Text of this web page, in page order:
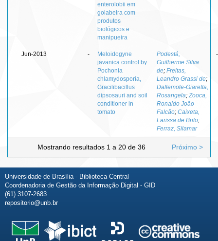
enterolobii em
goiabeira com
produtos
biológicos e
manipueira
Jun-2013 -
Meloidogyne
javanica control by
Pochonia
chlamydosporia,
Gracilibacillus
dipsosauri and soil
conditioner in
tomato
Podestá,
Guilherme Silva
de; Freitas,
Leandro Grassi de;
Dallemole-Giaretta,
Rosangela; Zooca,
Ronaldo João
Falcão; Caixeta,
Larissa de Brito;
Ferraz, Silamar
-
Mostrando resultados 1 a 20 de 36 Próximo >
Universidade de Brasília - Biblioteca Central
Coordenadoria de Gestão da Informação Digital - GID
(61) 3107-2683
repositorio@unb.br